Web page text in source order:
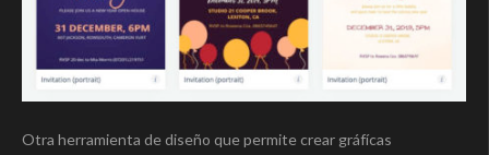
Otra herramienta de diseño que permite crear gráfícas